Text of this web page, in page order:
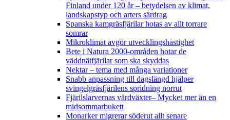
Finland under 120 år– betydelsen av klimat,
landskapstyp och arters särdrag
Spanska kamgräsfjärilar hotas av allt torrare
somrar
Mikroklimat avgör utvecklingshastighet
Bete i Natura 2000-områden hotar de
väddnätfjärilar som ska skyddas
Nektar – tema med många variationer
Snabb anpassning till dagslängd hjälper
svingelgräsfjärilens spridning norrut
Fjärilslarvernas värdväxter– Mycket mer än en
midsommarbukett
Monarker migrerar söderut allt senare